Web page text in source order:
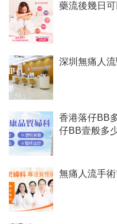
藥流後幾日
深圳無痛人
香港落仔BB
仔BB壹般多
無痛人流手